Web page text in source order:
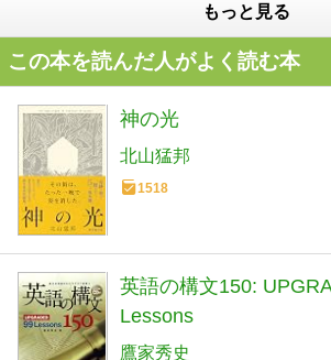
もっと見る
この本を読んだ人がよく読む本
神の光
北山猛邦
1518
英語の構文150:
Lessons
鷹家秀史